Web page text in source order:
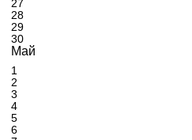
27
28
29
30
Май
1
2
3
4
5
6